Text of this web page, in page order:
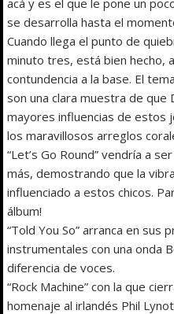
se desarrolla hasta el
Cuando llega el punto de
minuto tres, está bien hecho,
contundencia a la base. El
son una clara muestra de que
mayores influencias de estos
los maravillosos arreglos
“Let’s Go Round” vendría a
más, demostrando que la
influenciado a estos chicos.
álbum!
“Told You So” arranca en sus
instrumentales con una onda
diferencia de voces.
“Rock Machine” con la que
homenaje al irlandés Phil